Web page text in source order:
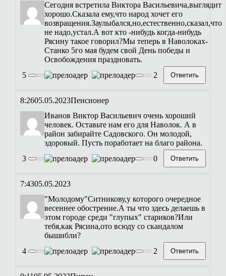
Сегодня встретила Виктора Васильевича,выглядит
хорошо.Сказала ему,что народ хочет его
возвращения.Заулыбался,но,естественно,сказал,что
не надо,устал.А вот кто -нибудь когда-нибудь
Рясину такое говорил?Мы теперь в Наволоках-
Станко 5го мая будем свой День победы и
Освобождения праздновать.
5
2 Ответить
8:2605.05.2023Пенсионер
Иванов Виктор Васильевич очень хороший
человек. Оставьте нам его для Наволок. А в
район забирайте Садовского. Он молодой,
здоровый. Пусть поработает на благо района.
3
0 Ответить
7:4305.05.2023
"Молодому"Ситникову,у которого очередное
весеннее обострение.А ты что здесь делаешь в
этом городе среди "глупых" стариков?Или
тебя,как Рясина,ото всюду со скандалом
бышибли?
4
2 Ответить